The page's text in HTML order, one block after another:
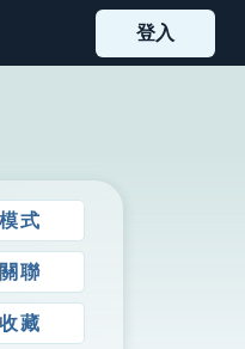
登入
式
聯
藏